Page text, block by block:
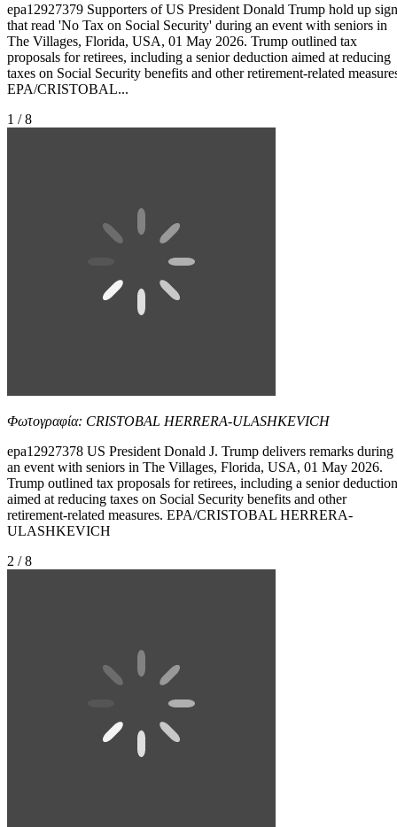
epa12927379 Supporters of US President Donald Trump hold up
that read 'No Tax on Social Security' during an event with seniors in
The Villages, Florida, USA, 01 May 2026. Trump outlined tax
proposals for retirees, including a senior deduction aimed at reducing
taxes on Social Security benefits and other retirement-related
EPA/CRISTOBAL...
1 / 8
Φωτογραφία: CRISTOBAL HERRERA-ULASHKEVICH
epa12927378 US President Donald J. Trump delivers remarks during
an event with seniors in The Villages, Florida, USA, 01 May 2026.
Trump outlined tax proposals for retirees, including a senior deduction
aimed at reducing taxes on Social Security benefits and other
retirement-related measures. EPA/CRISTOBAL HERRERA-
ULASHKEVICH
2 / 8